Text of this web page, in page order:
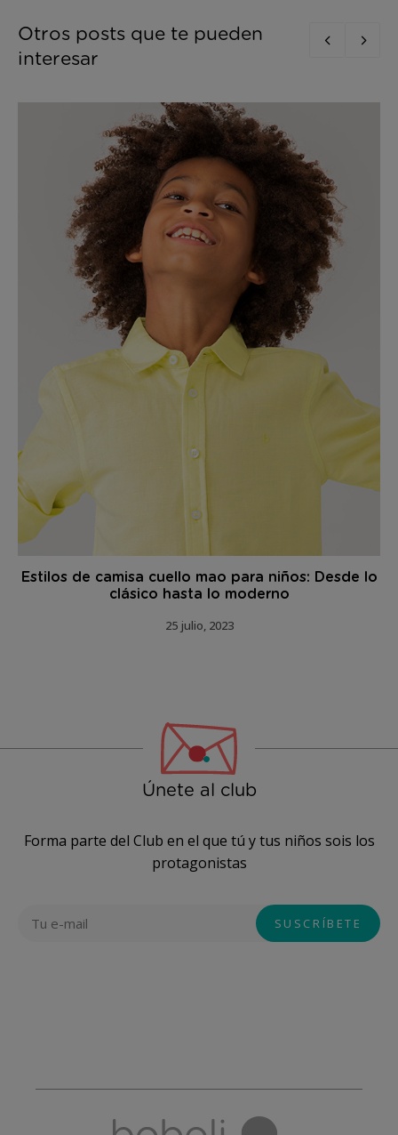
Otros posts que te pueden
interesar
Estilos de camisa cuello mao para niños: Desde lo
clásico hasta lo moderno
25 julio, 2023
Únete al club
Forma parte del Club en el que tú y tus niños sois los
protagonistas